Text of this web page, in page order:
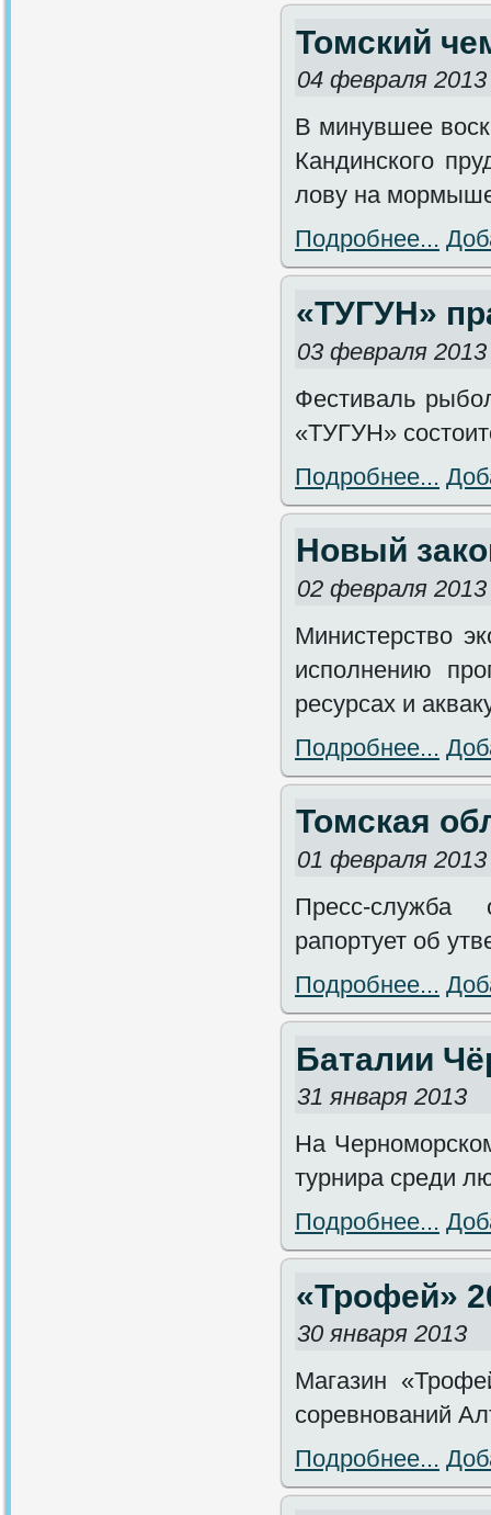
Томский
04 февраля 2013
В минувшее
Кандинского
лову на
Подробнее...
«ТУГУН»
03 февраля 2013
Фестиваль
«ТУГУН»
Подробнее...
Новый
02 февраля 2013
Министерство
исполнению
ресурсах и
Подробнее...
Томская
01 февраля 2013
Пресс-служба
рапортует об
Подробнее...
Баталии
31 января 2013
На
турнира среди
Подробнее...
«Трофей»
30 января 2013
Магазин
соревнований
Подробнее...